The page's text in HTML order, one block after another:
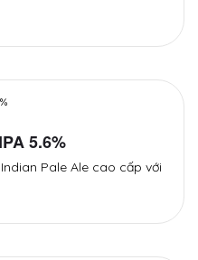
5.6%
Indian Pale Ale cao cấp với